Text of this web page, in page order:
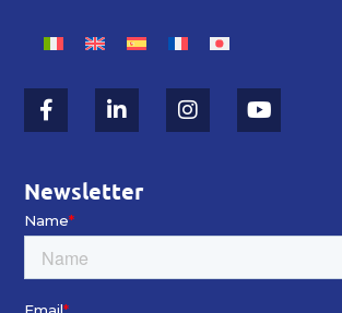
Newsletter